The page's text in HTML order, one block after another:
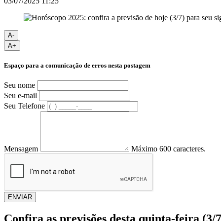
A-
A+
Espaço para a comunicação de erros nesta postagem
Seu nome
Seu e-mail
Seu Telefone
Mensagem Máximo 600 caracteres.
ENVIAR